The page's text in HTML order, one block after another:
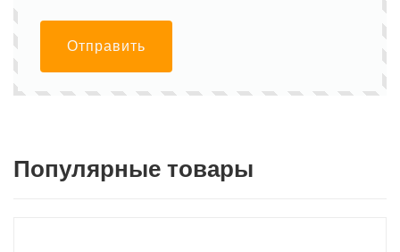
Отправить
Популярные товары